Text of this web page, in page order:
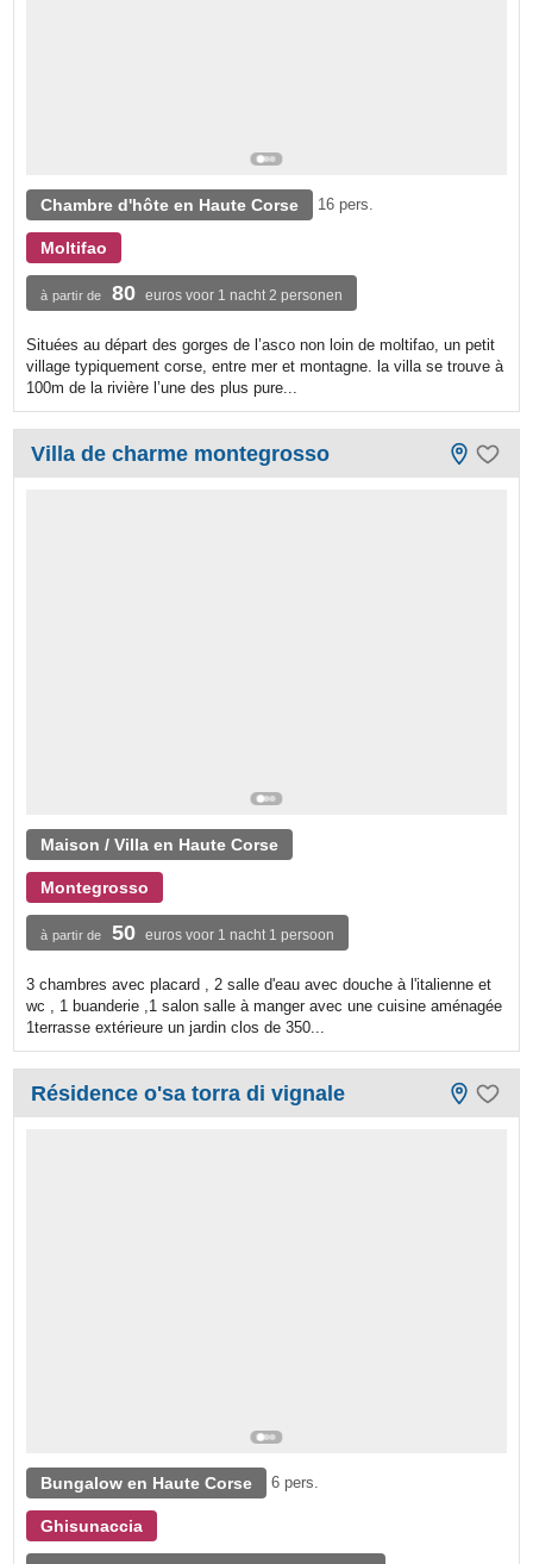
Chambre d'hôte en Haute Corse 16 pers.
Moltifao
à partir de 80 euros voor 1 nacht 2 personen
Situées au départ des gorges de l’asco non loin de moltifao, un petit
village typiquement corse, entre mer et montagne. la villa se trouve à
100m de la rivière l’une des plus pure...
Villa de charme montegrosso
Maison / Villa en Haute Corse
Montegrosso
à partir de 50 euros voor 1 nacht 1 persoon
3 chambres avec placard , 2 salle d'eau avec douche à l'italienne et
wc , 1 buanderie ,1 salon salle à manger avec une cuisine aménagée
1terrasse extérieure un jardin clos de 350...
Résidence o'sa torra di vignale
Bungalow en Haute Corse 6 pers.
Ghisunaccia